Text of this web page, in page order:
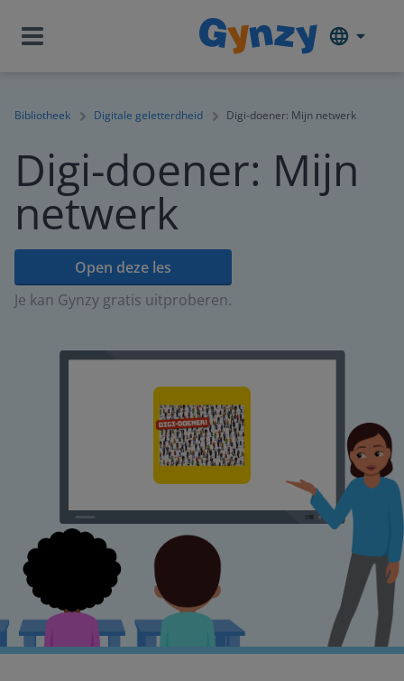
Bibliotheek Digitale geletterdheid Digi-doener: Mijn netwerk
Digi-doener: Mijn
netwerk
Open deze les
Je kan Gynzy gratis uitproberen.